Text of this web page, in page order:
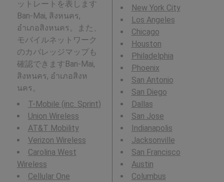
ットレートを表します
Ban-Mai, สิงหนคร,
อำเภอสิงหนคร。また、
モバイルネットワーク
のカバレッジマップも
確認できますBan-Mai,
สิงหนคร, อำเภอสิงห
นคร。
T-Mobile (inc. Sprint)
Union Wireless
AT&T Mobility
Verizon Wireless
Carolina West
Wireless
Cellular One
New York City
Los Angeles
Chicago
Houston
Philadelphia
Phoenix
San Antonio
San Diego
Dallas
San Jose
Indianapolis
Jacksonville
San Francisco
Austin
Columbus